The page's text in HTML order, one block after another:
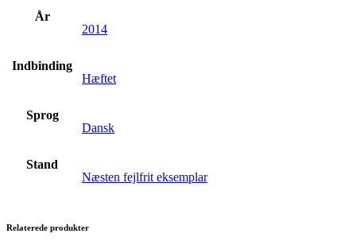
År
2014
Indbinding
Hæftet
Sprog
Dansk
Stand
Næsten fejlfrit eksemplar
Relaterede produkter